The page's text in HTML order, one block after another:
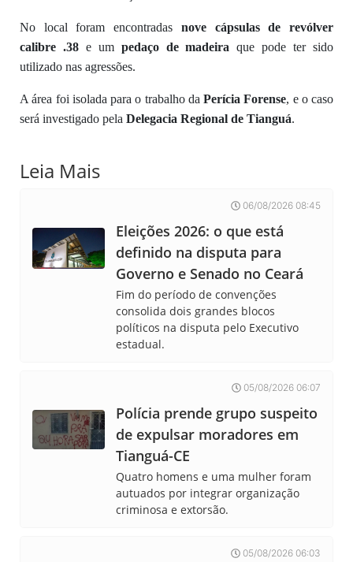
No local foram encontradas nove cápsulas de revólver
calibre .38e um pedaço de madeira que pode ter sido
utilizado nas agressões.
A área foi isolada para o trabalho da Perícia Forense, e o caso
será investigado pela Delegacia Regional de Tianguá.
Leia Mais
06/08/2026 08:45
Eleições 2026: o que está
definido na disputa para
Governo e Senado no Ceará
Fim do período de convenções
consolida dois grandes blocos
políticos na disputa pelo Executivo
estadual.
05/08/2026 06:07
Polícia prende grupo suspeito
de expulsar moradores em
Tianguá-CE
Quatro homens e uma mulher foram
autuados por integrar organização
criminosa e extorsão.
05/08/2026 06:03